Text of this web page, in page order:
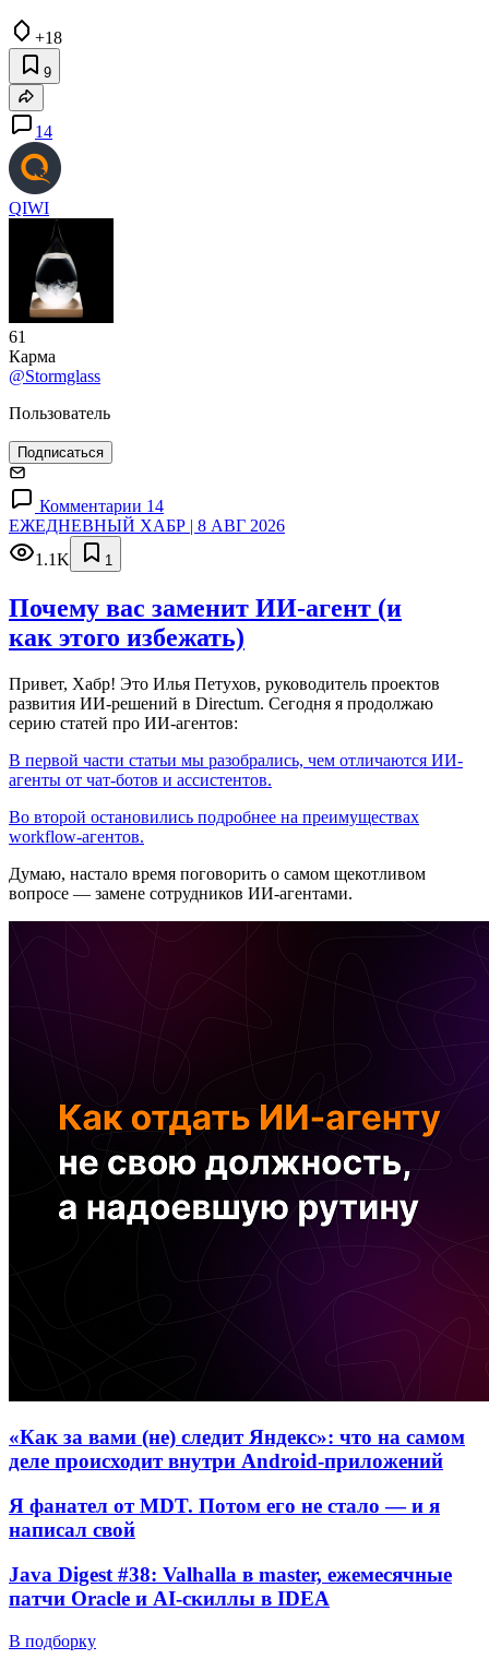
+18
9
14
QIWI
61
Карма
@Stormglass
Пользователь
Подписаться
Комментарии 14
ЕЖЕДНЕВНЫЙ ХАБР | 8 АВГ 2026
1.1K
1
Почему вас заменит ИИ‑агент (и
как этого избежать)
Привет, Хабр! Это Илья Петухов, руководитель проектов
развития ИИ-решений в Directum. Сегодня я продолжаю
серию статей про ИИ-агентов:
В первой части статьи мы разобрались, чем отличаются ИИ-
агенты от чат-ботов и ассистентов.
Во второй остановились подробнее на преимуществах
workflow-агентов.
Думаю, настало время поговорить о самом щекотливом
вопросе — замене сотрудников ИИ-агентами.
«Как за вами (не) следит Яндекс»: что на самом
деле происходит внутри Android-приложений
Я фанател от MDT. Потом его не стало — и я
написал свой
Java Digest #38: Valhalla в master, ежемесячные
патчи Oracle и AI-скиллы в IDEA
В подборку